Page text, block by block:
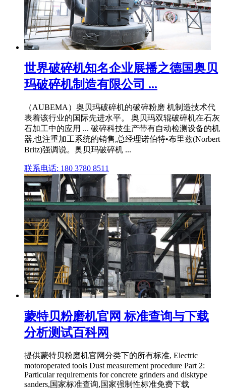
世界破碎机知名企业展播之德国奥贝
玛破碎机制造有限公司 ...
（AUBEMA）奥贝玛破碎机的破碎粉磨 机制造技术代
表着该行业的国际先进水平。 奥贝玛双辊破碎机在石灰
石加工中的应用 ... 破碎科技生产带有自动检测设备的机
器,也注重加工系统的销售,总经理诺伯特•布里兹(Norbert
Britz)强调说。奥贝玛破碎机 ...
联系电话: 180 3780 8511
蒙特贝粉磨机官网 标准查询与下载
分析测试百科网
提供蒙特贝粉磨机官网分类下的所有标准, Electric
motoroperated tools Dust measurement procedure Part 2:
Particular requirements for concrete grinders and disktype
sanders,国家标准查询,国家强制性标准免费下载